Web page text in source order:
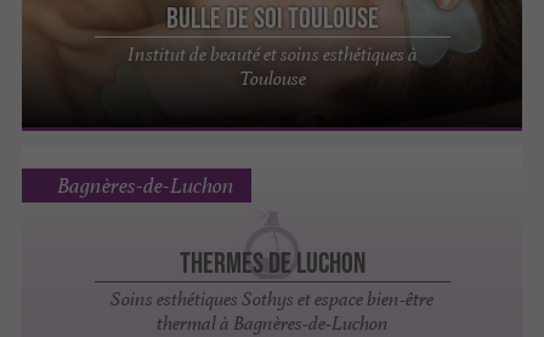
Bulle de Soi Toulouse
Institut de beauté et soins esthétiques à
Toulouse
Thermes de Luchon
Soins esthétiques Sothys et espace bien-être
thermal à Bagnères-de-Luchon
Bagnères-de-Luchon